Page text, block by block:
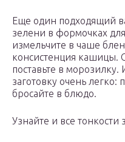
Еще один подходящий
зелени в формочках
измельчите в чаше
консистенция кашицы.
поставьте в морозилку.
заготовку очень
бросайте в блюдо.
Узнайте и все тонкости